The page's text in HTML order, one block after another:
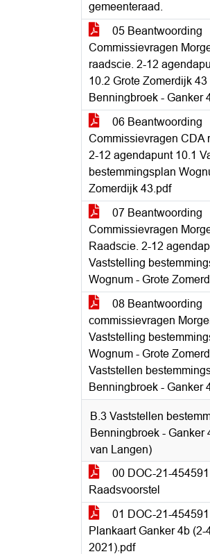
gemeenteraad.
05 Beantwoording
Commissievragen
raadscie. 2-12
10.2 Grote Zomerdijk 43
Benningbroek - Ganker
06 Beantwoording
Commissievragen CDA
2-12 agendapunt 10.1
bestemmingsplan
Zomerdijk 43.pdf
07 Beantwoording
Commissievragen
Raadscie. 2-12
Vaststelling
Wognum - Grote
08 Beantwoording
commissievragen
Vaststelling
Wognum - Grote
Vaststellen
Benningbroek - Ganker
B.3 Vaststellen
Benningbroek - Ganker
van Langen)
00 DOC-21-
Raadsvoorstel
01 DOC-21-
Plankaart Ganker 4b (2-
2021).pdf